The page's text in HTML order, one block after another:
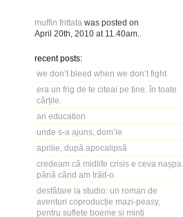
muffin frittata was posted on
April 20th, 2010 at 11.40am
recent posts:
we don’t bleed when we don’t fight
era un frig de te citeai pe tine. în toate
cărțile.
an education
unde s-a ajuns, dom’le
aprilie, după apocalipsă
credeam că midlife crisis e ceva nașpa.
până când am trăit-o.
desfătare la studio: un roman de
aventuri coproducție mazi-peasy,
pentru suflete boeme și minți